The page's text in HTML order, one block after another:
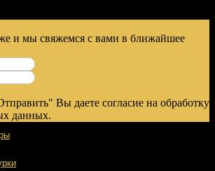
и мы свяжемся с вами в ближайшее
Вы даете согласие на обработку
данных.